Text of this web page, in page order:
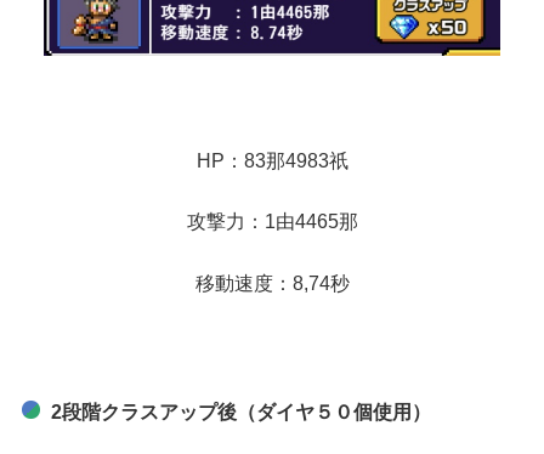
HP：83那4983祇
攻撃力：1由4465那
移動速度：8,74秒
2段階クラスアップ後（ダイヤ５０個使用）